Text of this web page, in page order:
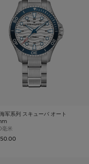
军系列 スキューバ オート
size
米